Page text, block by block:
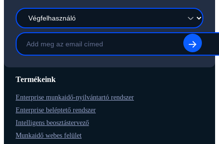
Termékeink
Enterprise munkaidő-nyilvántartó rendszer
Enterprise beléptető rendszer
Intelligens beosztástervező
Munkaidő webes felület